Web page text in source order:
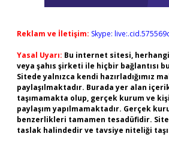
Reklam ve İletişim: Skype:
Yasal Uyarı: Bu internet sitesi,
veya şahıs şirketi ile hiçbir bağlantısı
Sitede yalnızca kendi hazırladığımız
paylaşılmaktadır. Burada yer alan
taşımamakta olup, gerçek kurum ve
paylaşım yapılmamaktadır. Gerçek
benzerlikleri tamamen tesadüfidir.
taslak halindedir ve tavsiye niteliği